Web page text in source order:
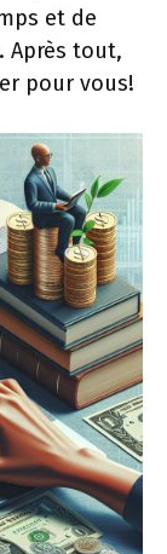
et de
Après tout,
pour vous!